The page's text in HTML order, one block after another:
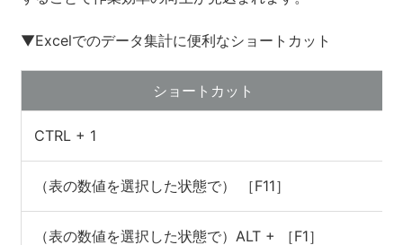
▼Excelでのデータ集計に便利なショートカット
ショートカット
CTRL + 1
（表の数値を選択した状態で） ［F11］
（表の数値を選択した状態で）ALT + ［F1］